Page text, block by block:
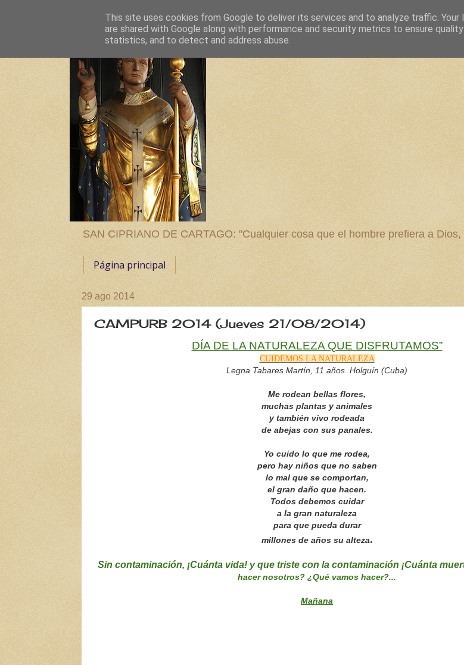
SAN CIPRIANO DE CARTAGO: "Cualquier cosa que el hombre prefiera a
Página principal
29 ago 2014
CAMPURB 2014 (Jueves 21/08/2014)
DÍA DE LA NATURALEZA QUE DISFRUTAMOS”
CUIDEMOS LA NATURALEZA
Legna Tabares Martín, 11 años. Holguín (Cuba)
Me rodean bellas flores,
muchas plantas y animales
y también vivo rodeada
de abejas con sus panales.
Yo cuido lo que me rodea,
pero hay niños que no saben
lo mal que se comportan,
el gran daño que hacen.
Todos debemos cuidar
a la gran naturaleza
para que pueda durar
millones de años su alteza.
Sin contaminación, ¡Cuánta vida! y que triste con la contaminación ¡Cuánta
hacer nosotros? ¿Qué vamos hacer?...
Mañana
This site uses cookies from Google to deliver its services and to analyze traffic. Your
are shared with Google along with performance and security metrics to ensure
statistics, and to detect and address abuse.